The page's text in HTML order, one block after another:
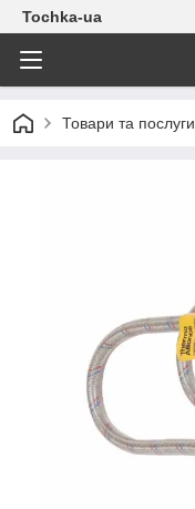
Tochka-ua
Товари та послуги